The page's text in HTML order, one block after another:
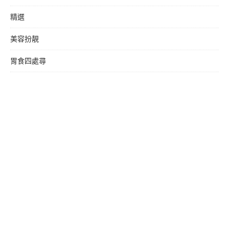
精選
美容扮靚
胃食四處尋